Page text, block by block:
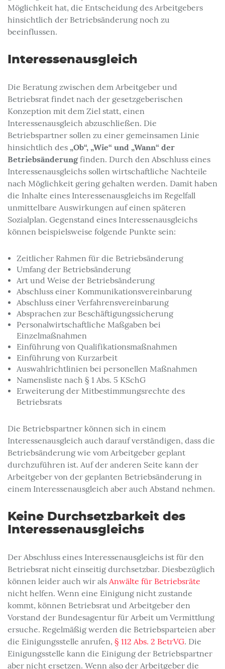
Möglichkeit hat, die Entscheidung des Arbeitgebers
hinsichtlich der Betriebsänderung noch zu
beeinflussen.
Interessenausgleich
Die Beratung zwischen dem Arbeitgeber und
Betriebsrat findet nach der gesetzgeberischen
Konzeption mit dem Ziel statt, einen
Interessenausgleich abzuschließen. Die
Betriebspartner sollen zu einer gemeinsamen Linie
hinsichtlich des „Ob“, „Wie“ und „Wann“ der
Betriebsänderungfinden. Durch den Abschluss eines
Interessenausgleichs sollen wirtschaftliche Nachteile
nach Möglichkeit gering gehalten werden. Damit haben
die Inhalte eines Interessenausgleichs im Regelfall
unmittelbare Auswirkungen auf einen späteren
Sozialplan. Gegenstand eines Interessenausgleichs
können beispielsweise folgende Punkte sein:
Zeitlicher Rahmen für die Betriebsänderung
Umfang der Betriebsänderung
Art und Weise der Betriebsänderung
Abschluss einer Kommunikationsvereinbarung
Abschluss einer Verfahrensvereinbarung
Absprachen zur Beschäftigungssicherung
Personalwirtschaftliche Maßgaben bei
Einzelmaßnahmen
Einführung von Qualifikationsmaßnahmen
Einführung von Kurzarbeit
Auswahlrichtlinien bei personellen Maßnahmen
Namensliste nach § 1 Abs. 5 KSchG
Erweiterung der Mitbestimmungsrechte des
Betriebsrats
Die Betriebspartner können sich in einem
Interessenausgleich auch darauf verständigen, dass die
Betriebsänderung wie vom Arbeitgeber geplant
durchzuführen ist. Auf der anderen Seite kann der
Arbeitgeber von der geplanten Betriebsänderung in
einem Interessenausgleich aber auch Abstand nehmen.
Keine Durchsetzbarkeit des
Interessenausgleichs
Der Abschluss eines Interessenausgleichs ist für den
Betriebsrat nicht einseitig durchsetzbar. Diesbezüglich
können leider auch wir als Anwälte für Betriebsräte
nicht helfen. Wenn eine Einigung nicht zustande
kommt, können Betriebsrat und Arbeitgeber den
Vorstand der Bundesagentur für Arbeit um Vermittlung
ersuche. Regelmäßig werden die Betriebsparteien aber
die Einigungsstelle anrufen, § 112 Abs. 2 BetrVG. Die
Einigungsstelle kann die Einigung der Betriebspartner
aber nicht ersetzen. Wenn also der Arbeitgeber die